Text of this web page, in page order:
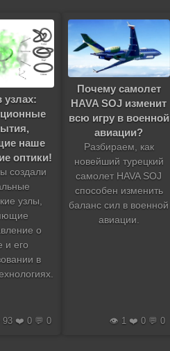
узлах:
наше
оптики!
создали
узлы,
о
и его
в
❤️ 0 💬 0
Почему самолет
HAVA SOJ изменит
всю игру в военной
авиации?
Разбираем, как
новейший турецкий
самолет HAVA SOJ
способен изменить
баланс сил в военной
авиации.
👁️ 1 ❤️ 0 💬 0